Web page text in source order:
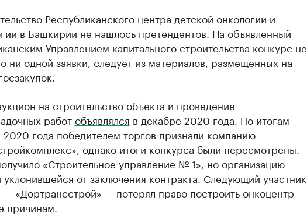
Республиканского центра детской онкологии и
в Башкирии не нашлось претендентов. На объявленный
Управлением капитального строительства конкурс не
ни одной заявки, следует из материалов, размещенных на
на строительство объекта и проведение
работобъявлялся в декабре 2020 года. По итогам
2020 года победителем торгов признали компанию
однако итоги конкурса были пересмотрены.
«Строительное управление № 1», но организацию
уклонившейся от заключения контракта. Следующий участник
— «Дортрансстрой» — потерял право построить онкоцентр
причинам.